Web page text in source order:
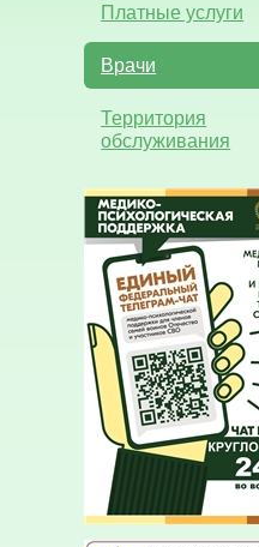
Платные услуги
Врачи
Территория
обслуживания